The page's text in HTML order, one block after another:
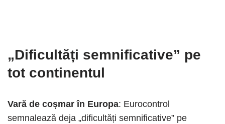
„Dificultăți semnificative” pe
tot continentul
Vară de coșmar în Europa: Eurocontrol
semnalează deja „dificultăți semnificative” pe